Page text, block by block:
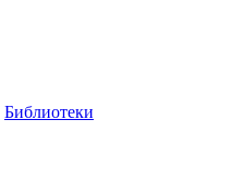
Библиотеки